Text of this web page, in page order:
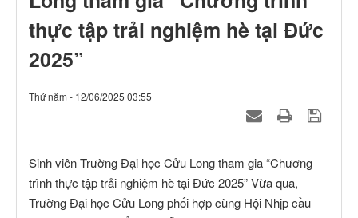
thực tập trải nghiệm hè tại Đức
2025”
Thứ năm - 12/06/2025 03:55
Sinh viên Trường Đại học Cửu Long tham gia “Chương
trình thực tập trải nghiệm hè tại Đức 2025” Vừa qua,
Trường Đại học Cửu Long phối hợp cùng Hội Nhịp cầu